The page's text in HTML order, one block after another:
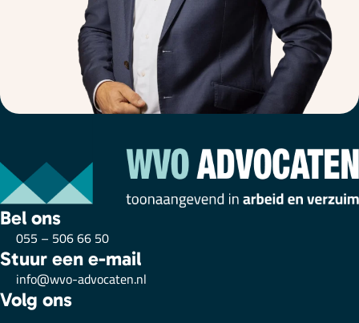
Bel ons
055 – 506 66 50
Stuur een e-mail
info@wvo-advocaten.nl
Volg ons